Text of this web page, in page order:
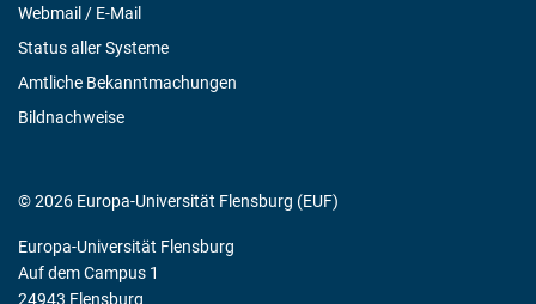
Webmail / E-Mail
Status aller Systeme
Amtliche Bekanntmachungen
Bildnachweise
© 2026 Europa-Universität Flensburg (EUF)
Europa-Universität Flensburg
Auf dem Campus 1
24943 Flensburg